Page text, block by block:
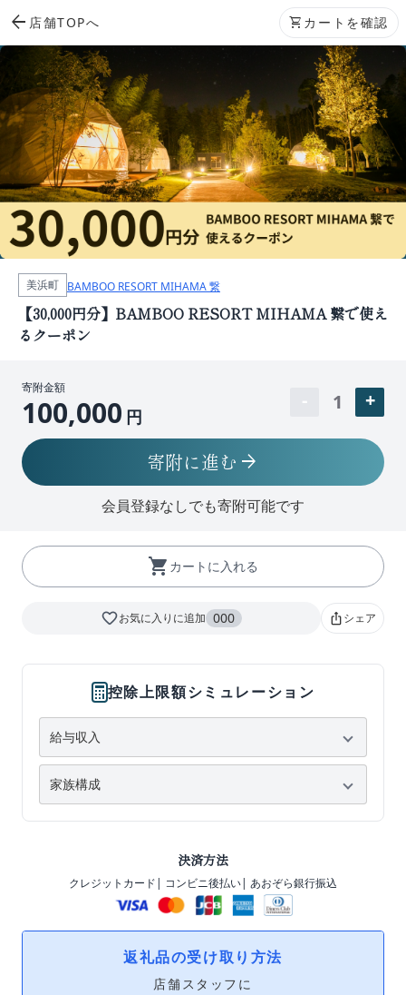
arrow_back 店舗TOPへ shopping_cart カートを確認
美浜町 BAMBOO RESORT MIHAMA 繋
【30,000円分】BAMBOO RESORT MIHAMA 繋で使え
るクーポン
寄附金額
100,000 円
1
寄附に進む arrow_forward
会員登録なしでも寄附可能です
shopping_cart カートに入れる
favorite_borderお気に入りに追加 000 ios_shareシェア
控除上限額シミュレーション
決済方法
クレジットカード| コンビニ後払い| あおぞら銀行振込
返礼品の受け取り方法
店舗スタッフに